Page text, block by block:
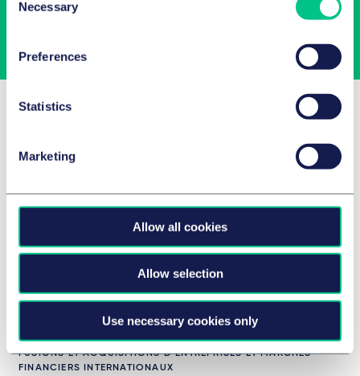
Selection
Necessary
Preferences
Statistics
Marketing
Allow all cookies
Allow selection
Use necessary cookies only
Related Insights
FUSIONS ET ACQUISITIONS D’ENTREPRISES ET MARCHÉS
FINANCIERS INTERNATIONAUX